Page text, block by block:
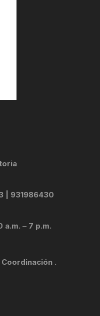
| 931986430
a.m. – 7 p.m.
.